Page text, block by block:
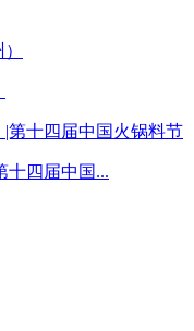
十四届中国...